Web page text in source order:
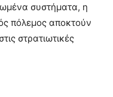
συστήματα, η
πόλεμος αποκτούν
στρατιωτικές